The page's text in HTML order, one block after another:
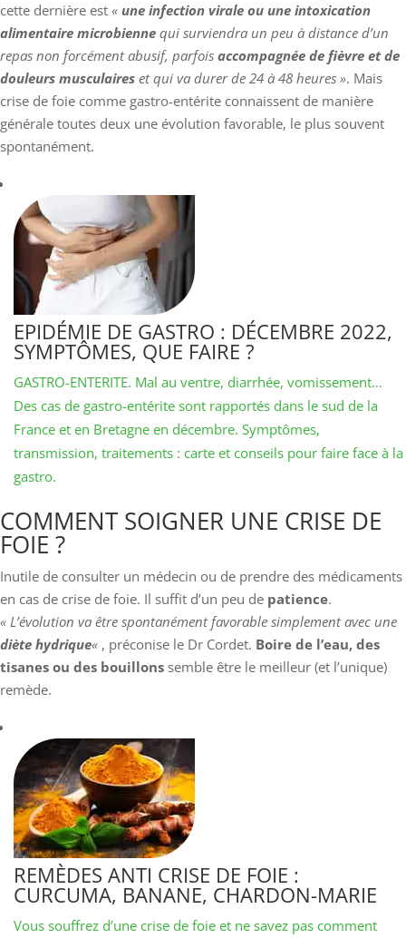
cette dernière est « une infection virale ou une intoxication
alimentaire microbienne qui surviendra un peu à distance d’un
repas non forcément abusif, parfois accompagnée de fièvre et de
douleurs musculaires et qui va durer de 24 à 48 heures ». Mais
crise de foie comme gastro-entérite connaissent de manière
générale toutes deux une évolution favorable, le plus souvent
spontanément.
EPIDÉMIE DE GASTRO : DÉCEMBRE 2022,
SYMPTÔMES, QUE FAIRE ?
GASTRO-ENTERITE. Mal au ventre, diarrhée, vomissement…
Des cas de gastro-entérite sont rapportés dans le sud de la
France et en Bretagne en décembre. Symptômes,
transmission, traitements : carte et conseils pour faire face à la
gastro.
COMMENT SOIGNER UNE CRISE DE
FOIE ?
Inutile de consulter un médecin ou de prendre des médicaments
en cas de crise de foie. Il suffit d’un peu de patience.
« L’évolution va être spontanément favorable simplement avec une
diète hydrique« , préconise le Dr Cordet. Boire de l’eau, des
tisanes ou des bouillons semble être le meilleur (et l’unique)
remède.
REMÈDES ANTI CRISE DE FOIE :
CURCUMA, BANANE, CHARDON-MARIE
Vous souffrez d’une crise de foie et ne savez pas comment